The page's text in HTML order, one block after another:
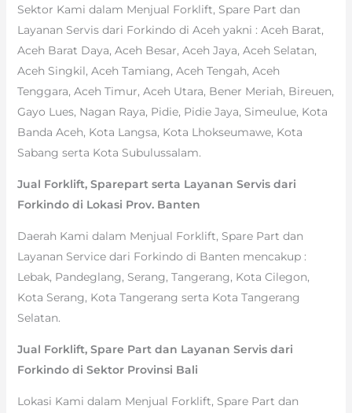
Sektor Kami dalam Menjual Forklift, Spare Part dan
Layanan Servis dari Forkindo di Aceh yakni : Aceh Barat,
Aceh Barat Daya, Aceh Besar, Aceh Jaya, Aceh Selatan,
Aceh Singkil, Aceh Tamiang, Aceh Tengah, Aceh
Tenggara, Aceh Timur, Aceh Utara, Bener Meriah, Bireuen,
Gayo Lues, Nagan Raya, Pidie, Pidie Jaya, Simeulue, Kota
Banda Aceh, Kota Langsa, Kota Lhokseumawe, Kota
Sabang serta Kota Subulussalam.
Jual Forklift, Sparepart serta Layanan Servis dari
Forkindo di Lokasi Prov. Banten
Daerah Kami dalam Menjual Forklift, Spare Part dan
Layanan Service dari Forkindo di Banten mencakup :
Lebak, Pandeglang, Serang, Tangerang, Kota Cilegon,
Kota Serang, Kota Tangerang serta Kota Tangerang
Selatan.
Jual Forklift, Spare Part dan Layanan Servis dari
Forkindo di Sektor Provinsi Bali
Lokasi Kami dalam Menjual Forklift, Spare Part dan